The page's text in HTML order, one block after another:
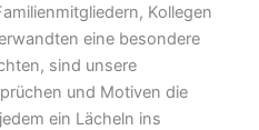
Kollegen
eine besondere
sind unsere
und Motiven die
ein Lächeln ins